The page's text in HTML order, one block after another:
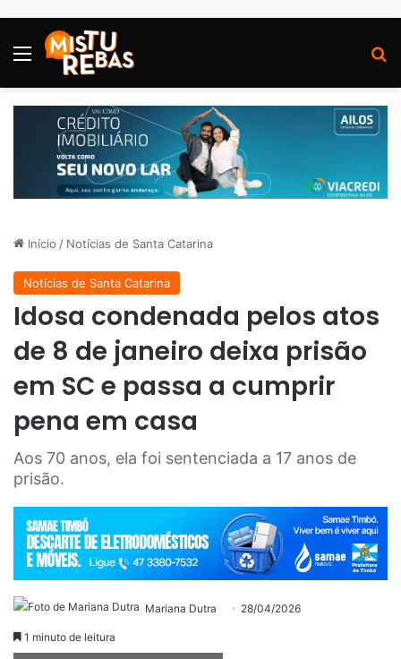
Menu
Início / Notícias de Santa Catarina
Notícias de Santa Catarina
Idosa condenada pelos atos
de 8 de janeiro deixa prisão
em SC e passa a cumprir
pena em casa
Aos 70 anos, ela foi sentenciada a 17 anos de
prisão.
Mariana Dutra 28/04/2026
1 minuto de leitura